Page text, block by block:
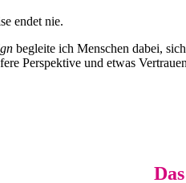
endet nie.
begleite ich Menschen dabei,
Perspektive und etwas